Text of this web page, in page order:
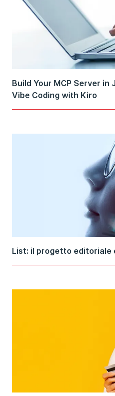
Build Your MCP Server in
Vibe Coding with Kiro
List: il progetto editoriale